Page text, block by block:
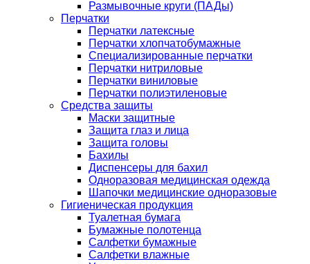
Размывочные круги (ПАДы)
Перчатки
Перчатки латексные
Перчатки хлопчатобумажные
Специализированные перчатки
Перчатки нитриловые
Перчатки виниловые
Перчатки полиэтиленовые
Средства защиты
Маски защитные
Защита глаз и лица
Защита головы
Бахилы
Диспенсеры для бахил
Одноразовая медицинская одежда
Шапочки медицинские одноразовые
Гигиеническая продукция
Туалетная бумага
Бумажные полотенца
Салфетки бумажные
Салфетки влажные